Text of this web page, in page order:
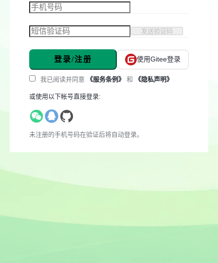
发送验证码
登录/注册 使用Gitee登录
我已阅读并同意 《服务条例》 和 《隐私声明》
或使用以下帐号直接登录:
未注册的手机号码在验证后将自动登录。